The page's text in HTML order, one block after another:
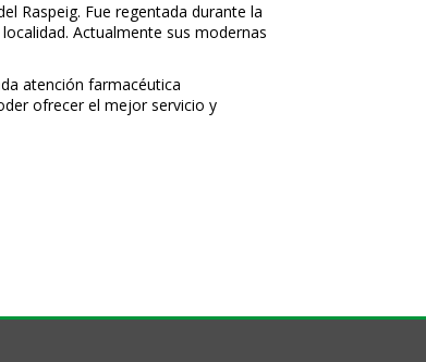
Raspeig. Fue regentada durante la
Actualmente sus modernas
atención farmacéutica
ofrecer el mejor servicio y